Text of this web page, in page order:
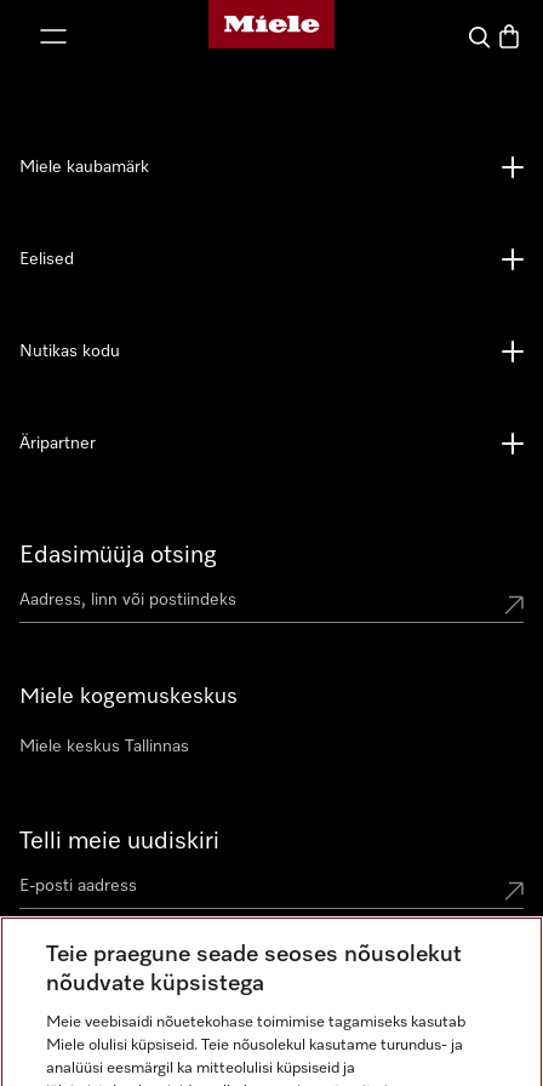
Miele avaleht
Search
Edasimüüja otsing
Miele kogemuskeskus
Miele keskus Tallinnas
Telli meie uudiskiri
Miele kaubamärk
Eelised
Nutikas kodu
Äripartner
Miele Instagramis
Miele Facebookis
Miele Youtube'is
Teie praegune seade seoses nõusolekut
nõudvate küpsistega
Meie veebisaidi nõuetekohase toimimise tagamiseks kasutab
Miele olulisi küpsiseid. Teie nõusolekul kasutame turundus- ja
analüüsi eesmärgil ka mitteolulisi küpsiseid ja